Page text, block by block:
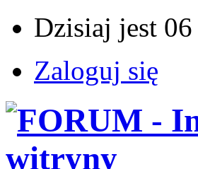
Dzisiaj jest
Zaloguj się